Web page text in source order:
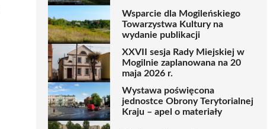
Wsparcie dla Mogileńskiego
Towarzystwa Kultury na
wydanie publikacji
XXVII sesja Rady Miejskiej w
Mogilnie zaplanowana na 20
maja 2026 r.
Wystawa poświęcona
jednostce Obrony Terytorialnej
Kraju – apel o materiały